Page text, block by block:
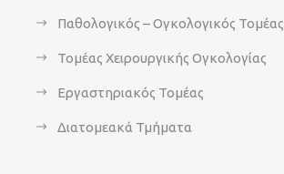
Παθολογικός – Ογκολογικός Τομέας
Τομέας Χειρουργικής Ογκολογίας
Εργαστηριακός Τομέας
Διατομεακά Τμήματα